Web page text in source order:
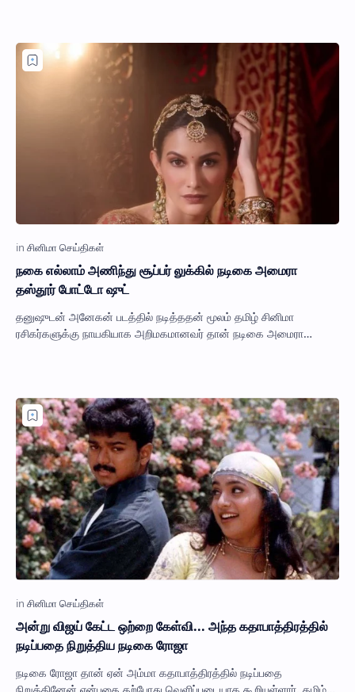
நகை எல்லாம் அணிந்து சூப்பர் லுக்கில் நடிகை அமைரா
தஸ்தூர் போட்டோ ஷுட்
தனுஷுடன் அனேகன் படத்தில் நடித்ததன் மூலம் தமிழ் சினிமா
ரசிகர்களுக்கு நாயகியாக அறிமகமானவர் தான் நடிகை அமைரா
அன்று விஜய் கேட்ட ஒற்றை கேள்வி... அந்த கதாபாத்திரத்தில்
நடிப்பதை நிறுத்திய நடிகை ரோஜா
நடிகை ரோஜா தான் ஏன் அம்மா கதாபாத்திரத்தில் நடிப்பதை
நிறுத்தினேன் என்பதை தற்போது வெளிப்படையாக கூறியுள்ளார். தமிழ்